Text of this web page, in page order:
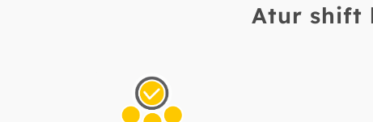
Atur shift